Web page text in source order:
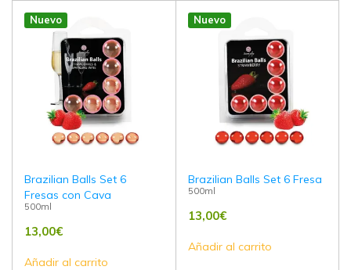
Nuevo
Brazilian Balls Set 6
Fresas con Cava
500ml
13,00€
Añadir al carrito
Nuevo
Brazilian Balls Set 6 Fresa
500ml
13,00€
Añadir al carrito